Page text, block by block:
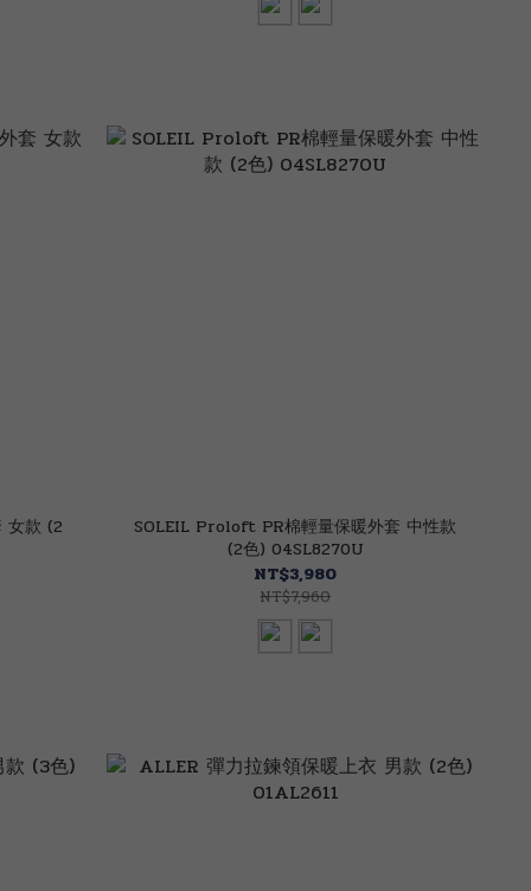
女款 (2
SOLEIL Proloft PR棉輕量保暖外套 中性款
(2色) 04SL8270U
NT$3,980
NT$7,960